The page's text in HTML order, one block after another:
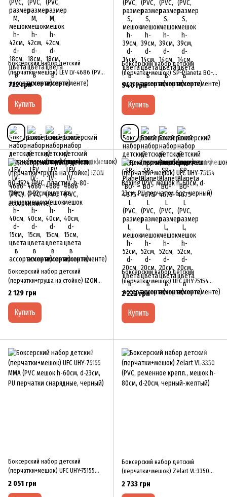
Боксерский набор детский
(перчатки+мешок) LEV LV-4686 (PVC,
мешок h-40см, d-15см, цвета в
ассортименте)
722 грн
Купить
Боксерский набор детский
(перчатки+мешок) SP-Planeta BO-
4675-L (PVC, размер L, мешок h-
52см, d-20см, цвета в ассортименте)
540 грн
Купить
Боксерский набор детский
(перчатки+груша на стойке) IZON
BO-1524 (PVC, пластик, h-80-120см,
d-22см, цвета в ассортименте)
2 129 грн
Купить
Боксерский набор детский
(перчатки+мешок) UFC UHY-75154
Boxing (PVC мешок h-60см, d-23см,
PU перчатки 6oz, черный)
2 222 грн
Купить
Боксерский набор детский
(перчатки+мешок) UFC UHY-75155
MMA (PVC мешок h-60см, d-23см, PU
перчатки снарядные, черный)
2 051 грн
Боксерский набор детский
(перчатки+мешок) Zelart VL-3350
(PVC, ременное крепл., мешок h-
80см, d-20см, черный-желтый)
2 733 грн